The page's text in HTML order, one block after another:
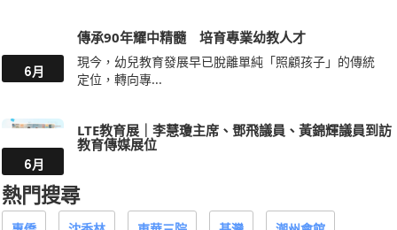
6月
傳承90年耀中精髓 培育專業幼教人才
現今，幼兒教育發展早已脫離單純「照顧孩子」的傳統
定位，轉向專...
6月
LTE教育展｜李慧瓊主席、鄧飛議員、黃錦輝議員到訪
教育傳媒展位
熱門搜尋